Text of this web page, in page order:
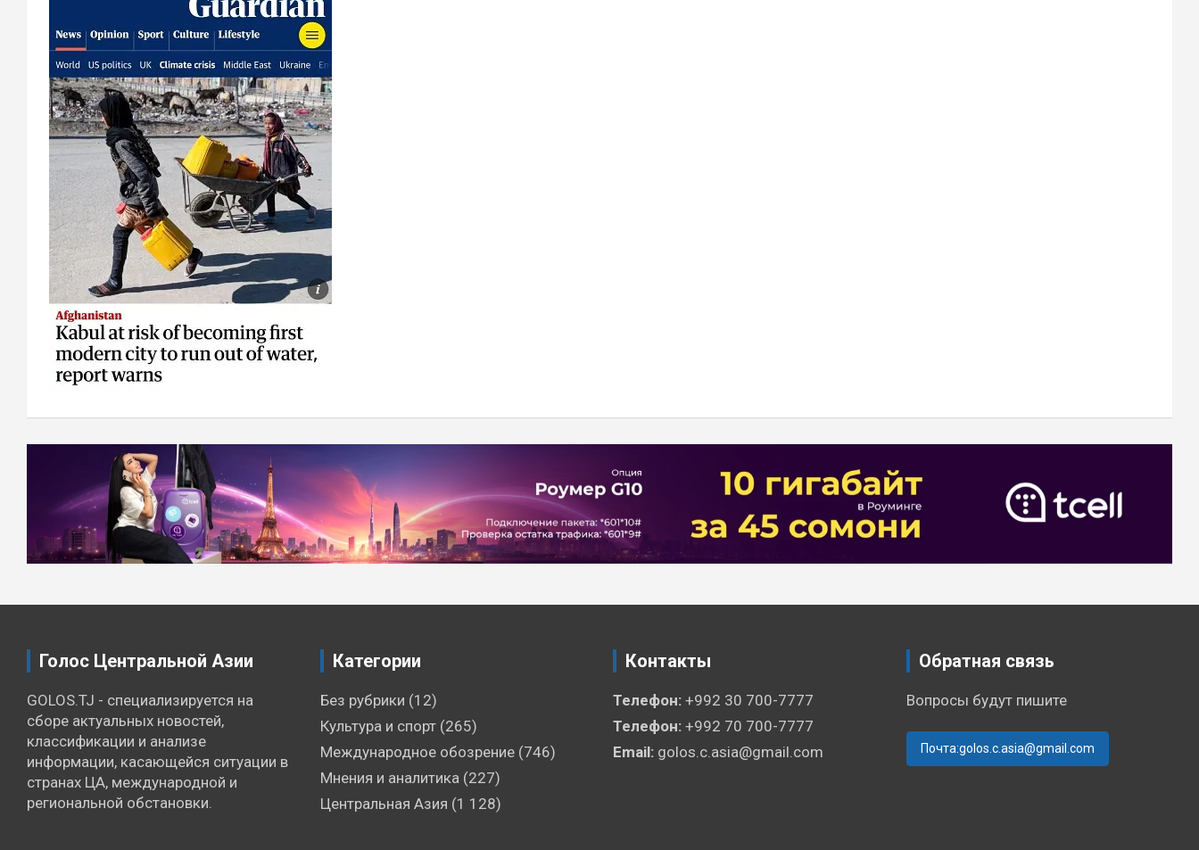
Навигация
записям
Голос Центральной Азии
GOLOS.TJ - специализируется на
сборе актуальных новостей,
классификации и анализе
информации, касающейся ситуации в
странах ЦА, международной и
региональной обстановки.
Категории
Без рубрики (12)
Культура и спорт(265)
Международное обозрение(746)
Мнения и аналитика (227)
Центральная Азия (1 128)
Контакты
Телефон: +992 30 700-7777
Телефон: +992 70 700-7777
Email: golos.c.asia@gmail.com
Обратная связь
Вопросы будут пишите
Почта:golos.c.asia@gmail.com